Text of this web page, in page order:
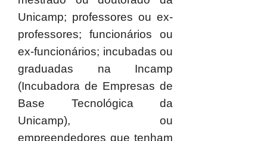
Unicamp; professores ou ex-
professores; funcionários ou
ex-funcionários; incubadas ou
graduadas na Incamp
(Incubadora de Empresas de
Base Tecnológica da
Unicamp), ou
empreendedores que tenham